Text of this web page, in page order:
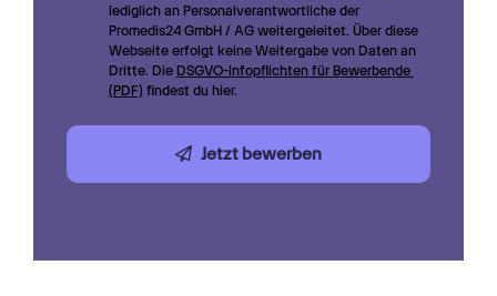
lediglich an Personalverantwortliche der
Promedis24 GmbH / AG weitergeleitet. Über diese
Webseite erfolgt keine Weitergabe von Daten an
Dritte. Die DSGVO-Infopflichten für Bewerbende
(PDF) findest du hier.
Jetzt bewerben